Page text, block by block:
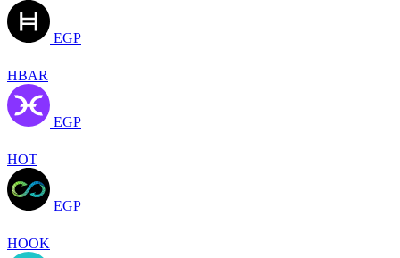
EGP
HBAR
EGP
HOT
EGP
HOOK